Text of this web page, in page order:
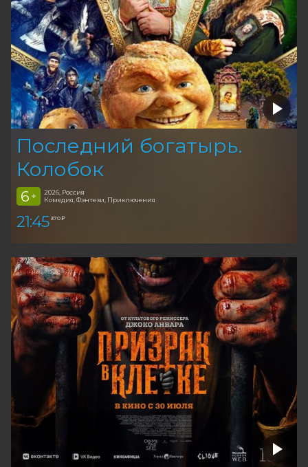
Последний богатырь.
Колобок
6 +
2026, Россия
Комедия, Фэнтези, Приключения
21:45 370 ₽